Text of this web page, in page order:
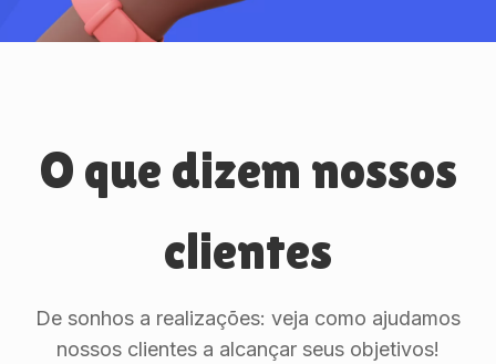
O que dizem nossos
clientes
De sonhos a realizações: veja como ajudamos
nossos clientes a alcançar seus objetivos!